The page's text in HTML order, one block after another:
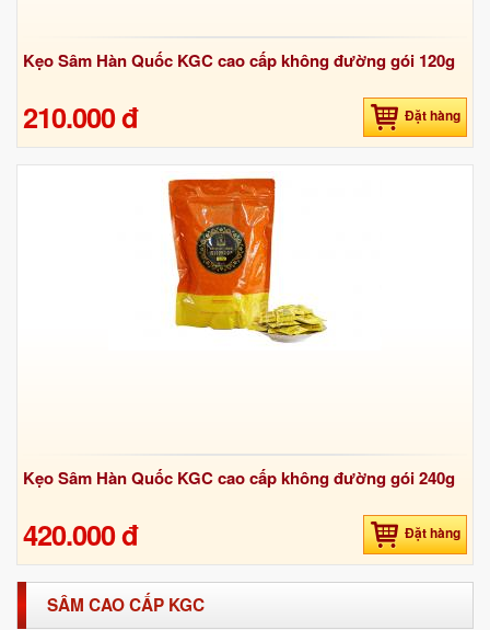
Kẹo Sâm Hàn Quốc KGC cao cấp không đường gói 120g
210.000 đ Đặt hàng
Kẹo Sâm Hàn Quốc KGC cao cấp không đường gói 240g
420.000 đ Đặt hàng
SÂM CAO CẤP KGC